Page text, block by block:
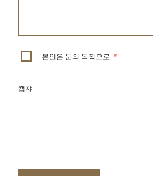
본인은 문의 목적으로 *
캡챠